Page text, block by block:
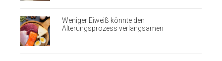
Weniger Eiweiß könnte den
Alterungsprozess verlangsamen